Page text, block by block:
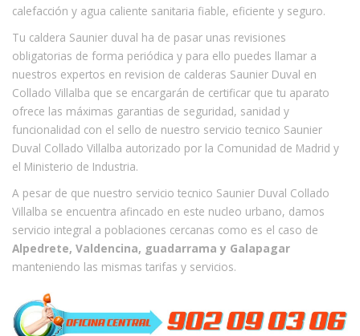
calefacción y agua caliente sanitaria fiable, eficiente y seguro.
Tu caldera Saunier duval ha de pasar unas revisiones
obligatorias de forma periódica y para ello puedes llamar a
nuestros expertos en revision de calderas Saunier Duval en
Collado Villalba que se encargarán de certificar que tu aparato
ofrece las máximas garantias de seguridad, sanidad y
funcionalidad con el sello de nuestro servicio tecnico Saunier
Duval Collado Villalba autorizado por la Comunidad de Madrid y
el Ministerio de Industria.
A pesar de que nuestro servicio tecnico Saunier Duval Collado
Villalba se encuentra afincado en este nucleo urbano, damos
servicio integral a poblaciones cercanas como es el caso de
Alpedrete, Valdencina, guadarrama y Galapagar
manteniendo las mismas tarifas y servicios.